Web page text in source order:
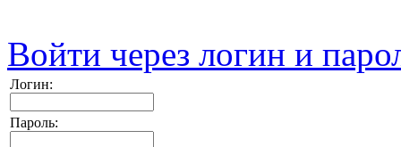
Войти через логин и
Логин:
Пароль: